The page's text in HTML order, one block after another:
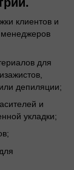
клиентов и
менеджеров
для
депиляции;
и
укладки;